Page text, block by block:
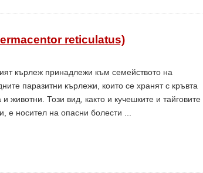
reticulatus)
кърлеж принадлежи към семейството на
паразитни кърлежи, които се хранят с кръвта
и животни. Този вид, както и кучешките и тайговите
е носител на опасни болести ...